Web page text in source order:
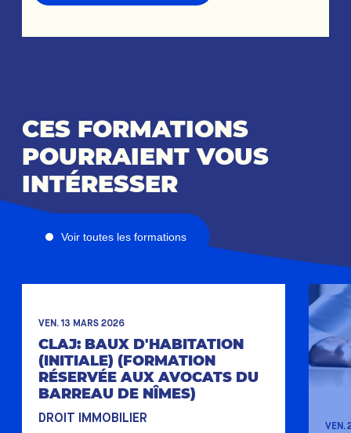
CES FORMATIONS
POURRAIENT VOUS
INTÉRESSER
Voir toutes les formations
VEN. 13 MARS 2026
CLAJ: BAUX D'HABITATION
(INITIALE) (FORMATION
RÉSERVÉE AUX AVOCATS DU
BARREAU DE NÎMES)
DROIT IMMOBILIER
VEN.